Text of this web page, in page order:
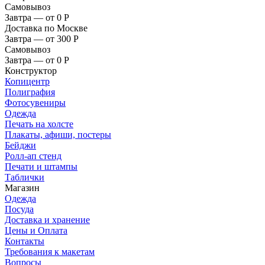
Самовывоз
Завтра — от 0 Р
Доставка по Москве
Завтра — от 300 Р
Самовывоз
Завтра — от 0 Р
Конструктор
Копицентр
Полиграфия
Фотосувениры
Одежда
Печать на холсте
Плакаты, афиши, постеры
Бейджи
Ролл-ап стенд
Печати и штампы
Таблички
Магазин
Одежда
Посуда
Доставка и хранение
Цены и Оплата
Контакты
Требования к макетам
Вопросы